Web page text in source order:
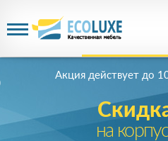
на
Акция действует до